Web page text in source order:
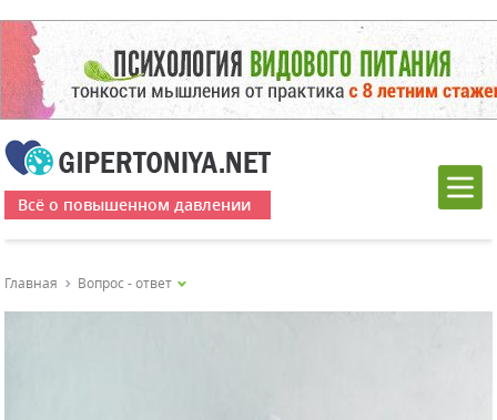
Всё о повышенном давлении
Главная Вопрос - ответ